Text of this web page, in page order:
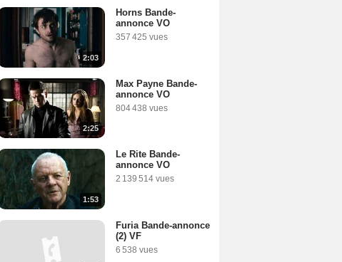
2:03
Horns Bande-
annonce VO
357 425 vues
2:25
Max Payne Bande-
annonce VO
804 438 vues
1:53
Le Rite Bande-
annonce VO
2 139 514 vues
Furia Bande-annonce
(2) VF
6 538 vues